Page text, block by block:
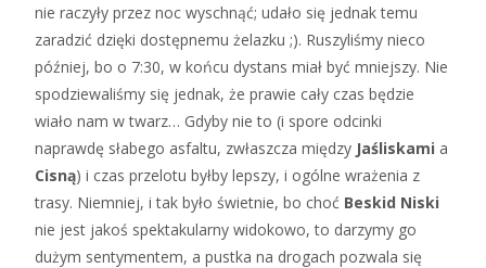
nie raczyły przez noc wyschnąć; udało się jednak temu
zaradzić dzięki dostępnemu żelazku ;). Ruszyliśmy nieco
później, bo o 7:30, w końcu dystans miał być mniejszy. Nie
spodziewaliśmy się jednak, że prawie cały czas będzie
wiało nam w twarz… Gdyby nie to (i spore odcinki
naprawdę słabego asfaltu, zwłaszcza między Jaśliskami a
Cisną) i czas przelotu byłby lepszy, i ogólne wrażenia z
trasy. Niemniej, i tak było świetnie, bo choć Beskid Niski
nie jest jakoś spektakularny widokowo, to darzymy go
dużym sentymentem, a pustka na drogach pozwala się